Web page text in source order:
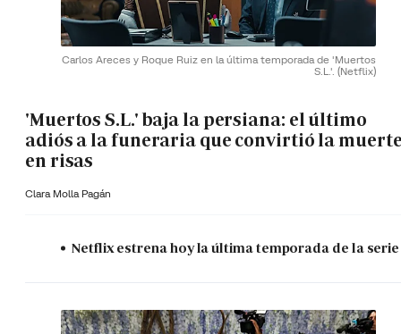
Carlos Areces y Roque Ruiz en la última temporada de 'Muertos
S.L.'. (Netflix)
'Muertos S.L.' baja la persiana: el último
adiós a la funeraria que convirtió la
en risas
Clara Molla Pagán
Netflix estrena hoy la última temporada de la serie